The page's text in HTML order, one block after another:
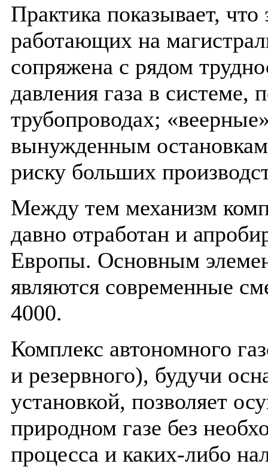
Практика показывает, что
работающих на
сопряжена с рядом
давления газа в системе,
трубопроводах;
вынужденным
риску больших
Между тем механизм
давно отработан и
Европы. Основным
являются современные
4000.
Комплекс автономного
и резервного), будучи
установкой, позволяет
природном газе без
процесса и каких-либо